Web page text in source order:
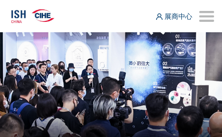
展商中心